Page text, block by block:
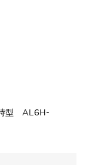
型 AL6H-